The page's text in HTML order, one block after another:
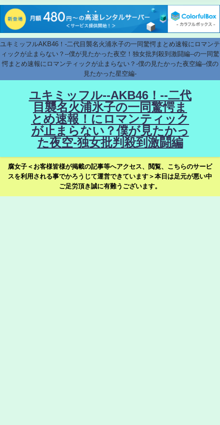
ユキミッフルAKB46！-二代目襲名火浦氷子の一同驚愕まとめ速報にロマンテ
ィックが止まらない？--僕が見たかった夜空！独女批判殺到激闘編--の一同驚
愕まとめ速報にロマンティックが止まらない？-僕の見たかった夜空編--僕の
見たかった星空編-
ユキミッフル--AKB46！--二代
目襲名火浦氷子の一同驚愕ま
とめ速報！にロマンティック
が止まらない？僕が見たかっ
た夜空-独女批判殺到激闘編
腐女子＜お客様皆様が掲載の記事等へアクセス、閲覧、こちらのサービ
スを利用される事でかろうじて運営できています＞本日は足元が悪い中
ご足労頂き誠に有難うございます。